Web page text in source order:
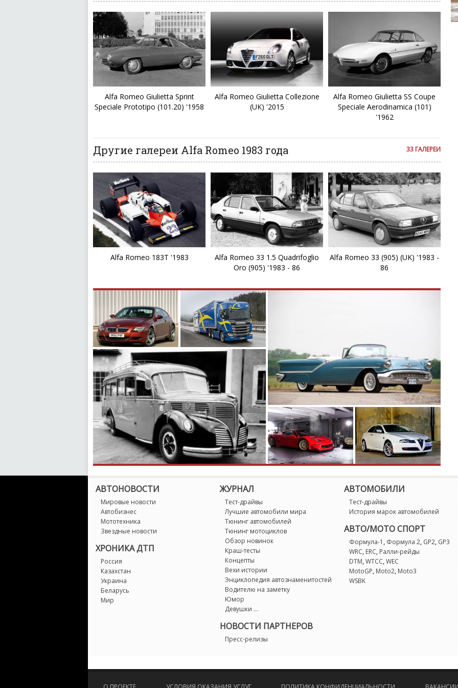
Alfa Romeo Giulietta Sprint
Speciale Prototipo (101.20) '1958
Alfa Romeo Giulietta Collezione
(UK) '2015
Alfa Romeo Giulietta SS Coupe
Speciale Aerodinamica (101)
'1962
33 ГАЛЕРЕИ
Другие галереи Alfa Romeo 1983 года
Alfa Romeo 183T '1983
Alfa Romeo 33 1.5 Quadrifoglio
Oro (905) '1983 - 86
Alfa Romeo 33 (905) (UK) '1983 -
86
АВТОНОВОСТИ
Мировые новости
Автобизнес
Мототехника
Звездные новости
ХРОНИКА ДТП
Россия
Казахстан
Украина
Беларусь
Мир
ЖУРНАЛ
Тест-драйвы
Лучшие автомобили мира
Тюнинг автомобилей
Тюнинг мотоциклов
Обзор новинок
Краш-тесты
Концепты
Вехи истории
Энциклопедия автознаменитостей
Водителю на заметку
Юмор
Девушки ...
НОВОСТИ ПАРТНЕРОВ
Пресс-релизы
АВТОМОБИЛИ
Тест-драйвы
История марок автомобилей
АВТО/МОТО СПОРТ
Формула-1 , Формула 2, GP2, GP3
WRC,ERC,Ралли-рейды
DTM,WTCC,WEC
MotoGP,Moto2,Moto3
WSBK